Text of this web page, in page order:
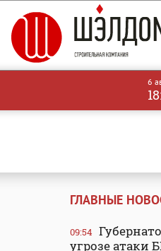
6
ГЛАВНЫЕ
09:54
угрозе атаки